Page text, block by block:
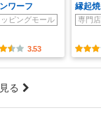
ワーフ
ピングモール
3.53
縁起
専門店
る